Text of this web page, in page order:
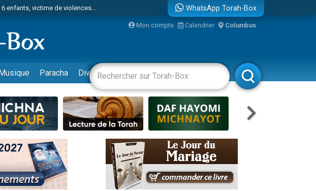
enfants, victime de violences...
dans un appartement insalubre
aux Orphelins
WhatsApp Torah-Box
Mon compte Calendrier Columbus
Paracha Divertissements Livres Rabbanim